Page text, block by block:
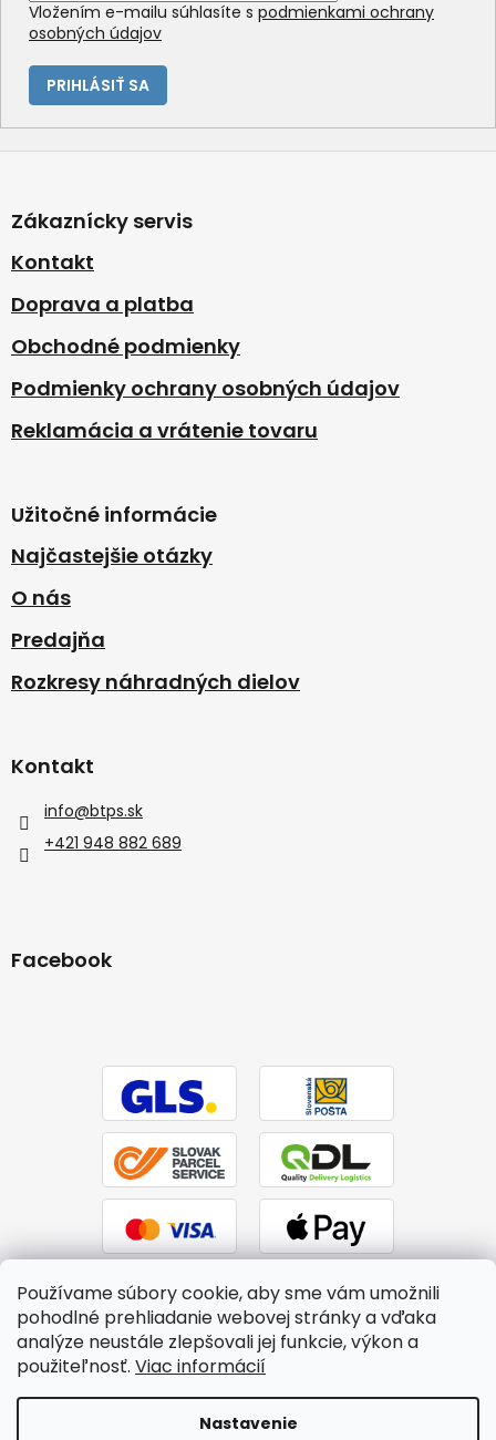
Používame súbory cookie, aby sme vám umožnili
pohodlné prehliadanie webovej stránky a vďaka
analýze neustále zlepšovali jej funkcie, výkon a
použiteľnosť. Viac informácií
Nastavenie
Vložením e-mailu súhlasíte s podmienkami ochrany
osobných údajov
PRIHLÁSIŤ SA
p
ä
e
Zákaznícky servis
Kontakt
Doprava a platba
Obchodné podmienky
Podmienky ochrany osobných údajov
Reklamácia a vrátenie tovaru
Užitočné informácie
Najčastejšie otázky
O nás
Predajňa
Rozkresy náhradných dielov
Kontakt
info@btps.sk
+421 948 882 689
Facebook